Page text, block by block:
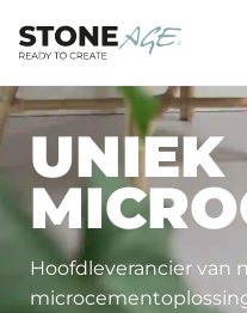
UNIEK
Hoofdleverancier van